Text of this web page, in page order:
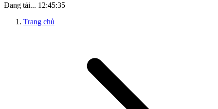
Đang tải... 12:45:35
Trang chủ